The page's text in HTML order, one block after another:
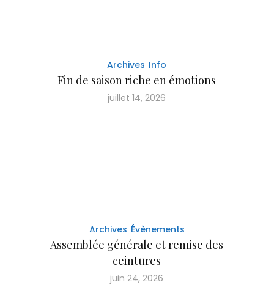
Archives Info
Fin de saison riche en émotions
juillet 14, 2026
Archives Évènements
Assemblée générale et remise des
ceintures
juin 24, 2026